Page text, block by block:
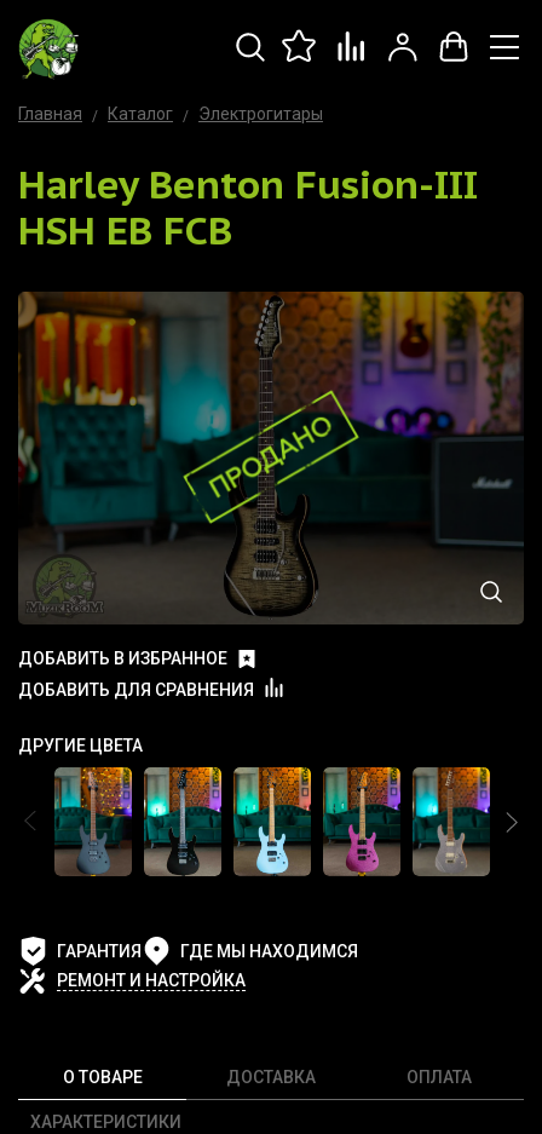
Главная Каталог Электрогитары
Harley Benton Fusion-III
HSH EB FCB
ДОБАВИТЬ В ИЗБРАННОЕ
ДОБАВИТЬ ДЛЯ СРАВНЕНИЯ
ДРУГИЕ ЦВЕТА
ГАРАНТИЯ
ГДЕ МЫ НАХОДИМСЯ
РЕМОНТ И НАСТРОЙКА
О ТОВАРЕ
ХАРАКТЕРИСТИКИ
ДОСТАВКА ОПЛАТА